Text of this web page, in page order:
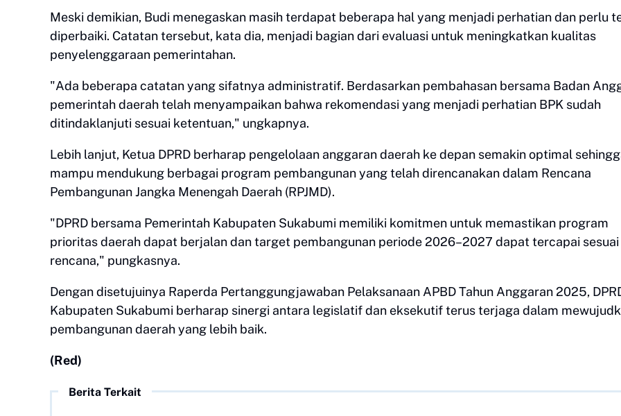
Meski demikian, Budi menegaskan masih terdapat beberapa hal yang menjadi perhatian dan perlu
diperbaiki. Catatan tersebut, kata dia, menjadi bagian dari evaluasi untuk meningkatkan kualitas
penyelenggaraan pemerintahan.
"Ada beberapa catatan yang sifatnya administratif. Berdasarkan pembahasan bersama Badan
pemerintah daerah telah menyampaikan bahwa rekomendasi yang menjadi perhatian BPK sudah
ditindaklanjuti sesuai ketentuan," ungkapnya.
Lebih lanjut, Ketua DPRD berharap pengelolaan anggaran daerah ke depan semakin optimal
mampu mendukung berbagai program pembangunan yang telah direncanakan dalam Rencana
Pembangunan Jangka Menengah Daerah (RPJMD).
"DPRD bersama Pemerintah Kabupaten Sukabumi memiliki komitmen untuk memastikan program
prioritas daerah dapat berjalan dan target pembangunan periode 2026–2027 dapat tercapai sesuai
rencana," pungkasnya.
Dengan disetujuinya Raperda Pertanggungjawaban Pelaksanaan APBD Tahun Anggaran 2025,
Kabupaten Sukabumi berharap sinergi antara legislatif dan eksekutif terus terjaga dalam
pembangunan daerah yang lebih baik.
(Red)
Berita Terkait